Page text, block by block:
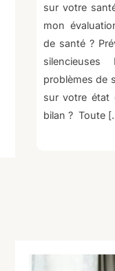
sur votre
mon
de santé ?
silencieuses
problèmes de
sur votre
bilan ? Toute